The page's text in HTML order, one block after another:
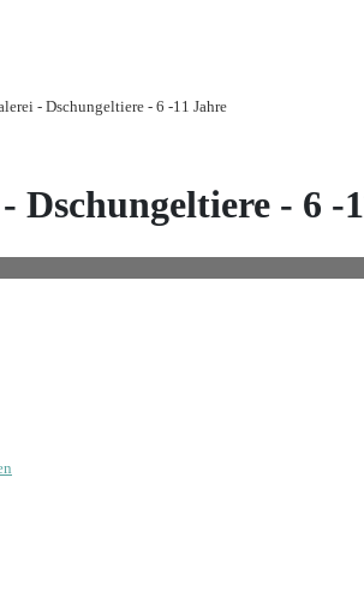
- Dschungeltiere - 6 -11 Jahre
Dschungeltiere - 6 -